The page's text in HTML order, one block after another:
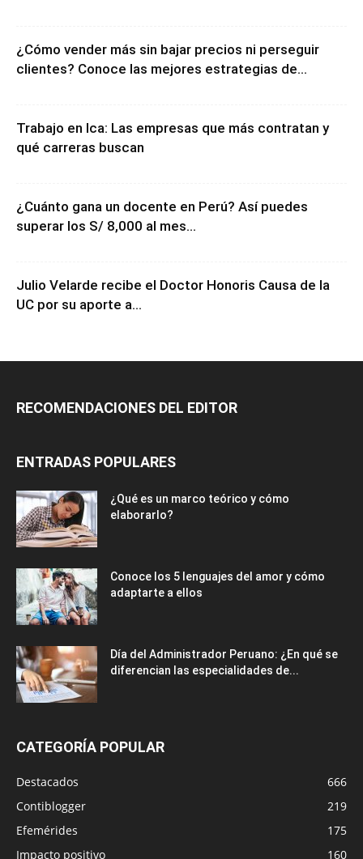
¿Cómo vender más sin bajar precios ni perseguir
clientes? Conoce las mejores estrategias de...
Trabajo en Ica: Las empresas que más contratan y
qué carreras buscan
¿Cuánto gana un docente en Perú? Así puedes
superar los S/ 8,000 al mes...
Julio Velarde recibe el Doctor Honoris Causa de la
UC por su aporte a...
RECOMENDACIONES DEL EDITOR
ENTRADAS POPULARES
¿Qué es un marco teórico y cómo
elaborarlo?
Conoce los 5 lenguajes del amor y cómo
adaptarte a ellos
Día del Administrador Peruano: ¿En qué se
diferencian las especialidades de...
CATEGORÍA POPULAR
Destacados
666
Contiblogger
219
Efemérides
175
Impacto positivo
160